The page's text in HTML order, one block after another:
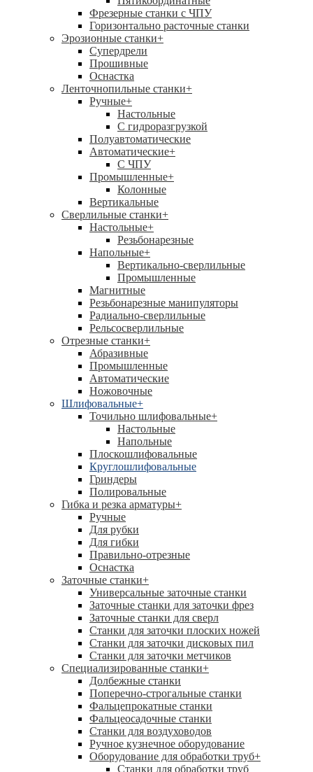
Фрезерные станки с ЧПУ
Горизонтально расточные станки
Эрозионные станки+
Супердрели
Прошивные
Оснастка
Ленточнопильные станки+
Ручные+
Настольные
С гидроразгрузкой
Полуавтоматические
Автоматические+
С ЧПУ
Промышленные+
Колонные
Вертикальные
Сверлильные станки+
Настольные+
Резьбонарезные
Напольные+
Вертикально-сверлильные
Промышленные
Магнитные
Резьбонарезные манипуляторы
Радиально-сверлильные
Рельсосверлильные
Отрезные станки+
Абразивные
Промышленные
Автоматические
Ножовочные
Шлифовальные+
Точильно шлифовальные+
Настольные
Напольные
Плоскошлифовальные
Круглошлифовальные
Гриндеры
Полировальные
Гибка и резка арматуры+
Ручные
Для рубки
Для гибки
Правильно-отрезные
Оснастка
Заточные станки+
Универсальные заточные станки
Заточные станки для заточки фрез
Заточные станки для сверл
Станки для заточки плоских ножей
Станки для заточки дисковых пил
Станки для заточки метчиков
Специализированные станки+
Долбежные станки
Поперечно-строгальные станки
Фальцепрокатные станки
Фальцеосадочные станки
Станки для воздуховодов
Ручное кузнечное оборудование
Оборудование для обработки труб+
Станки для обработки труб